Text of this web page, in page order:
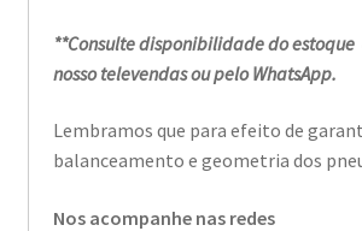
**Consulte disponibilidade do
nosso televendas ou pelo WhatsApp.
Lembramos que para efeito de
balanceamento e geometria dos
Nos acompanhe nas redes